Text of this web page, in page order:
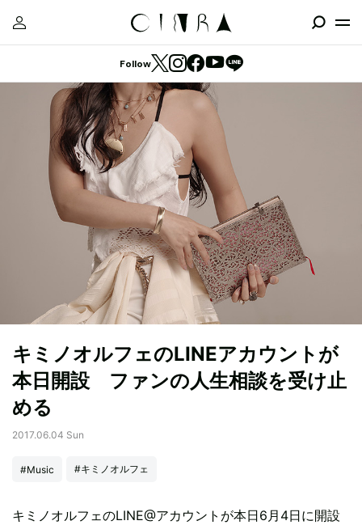
Follow
キミノオルフェのLINEアカウントが
本日開設 ファンの人生相談を受け止
める
2017.06.04 Sun
#Music #キミノオルフェ
キミノオルフェのLINE@アカウントが本日6月4日に開設